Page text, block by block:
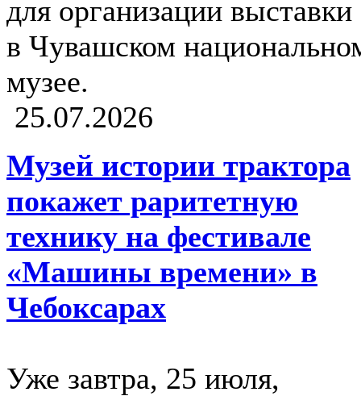
для организации выставки
в Чувашском
музее.
25.07.2026
Музей истории трактора
покажет раритетную
технику на фестивале
«Машины времени» в
Чебоксарах
Уже завтра, 25 июля,